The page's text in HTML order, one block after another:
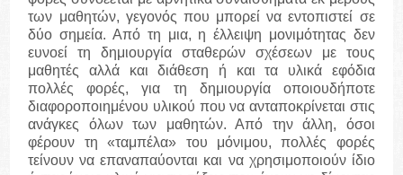
των μαθητών, γεγονός που μπορεί να εντοπιστεί σε
δύο σημεία. Από τη μια, η έλλειψη μονιμότητας δεν
ευνοεί τη δημιουργία σταθερών σχέσεων με τους
μαθητές αλλά και διάθεση ή και τα υλικά εφόδια
πολλές φορές, για τη δημιουργία οποιουδήποτε
διαφοροποιημένου υλικού που να ανταποκρίνεται στις
ανάγκες όλων των μαθητών. Από την άλλη, όσοι
φέρουν τη «ταμπέλα» του μόνιμου, πολλές φορές
τείνουν να επαναπαύονται και να χρησιμοποιούν ίδιο